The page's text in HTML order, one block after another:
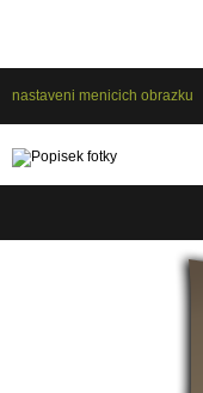
nastaveni menicich obrazku